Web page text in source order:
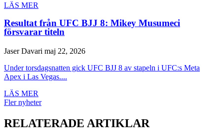
LÄS MER
Resultat från UFC BJJ 8: Mikey Musumeci
försvarar titeln
Jaser Davari maj 22, 2026
Under torsdagsnatten gick UFC BJJ 8 av stapeln i UFC:s Meta
Apex i Las Vegas....
LÄS MER
Fler nyheter
RELATERADE ARTIKLAR